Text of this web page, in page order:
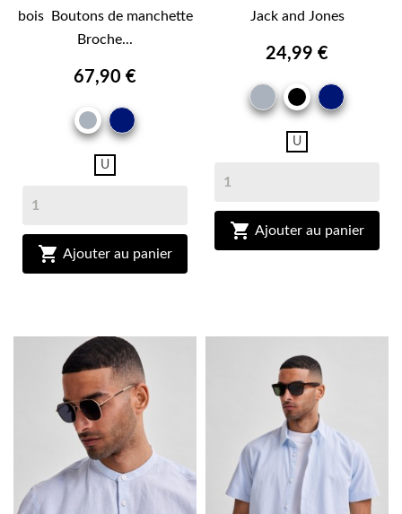
bois Boutons de manchette
Broche...
67,90 €
GRISMARINE
U
 Ajouter au panier
Jack and Jones
24,99 €
GRISNOIR
U
 Ajouter au panier